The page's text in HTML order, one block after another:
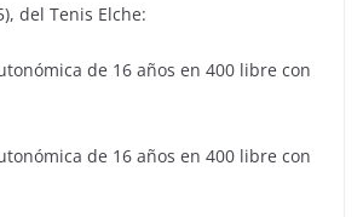
del Tenis Elche:
de 16 años en 400 libre con
de 16 años en 400 libre con